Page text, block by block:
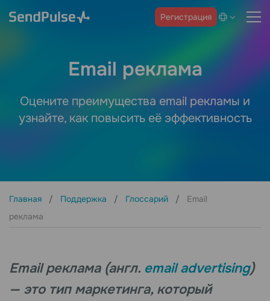
Регистрация
Email реклама
Оцените преимущества email рекламы и
узнайте, как повысить её эффективность
Главная Поддержка Глоссарий
Email
реклама
Email реклама (англ. email advertising)
— это тип маркетинга, который